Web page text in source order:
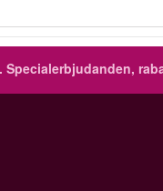
Specialerbjudanden,